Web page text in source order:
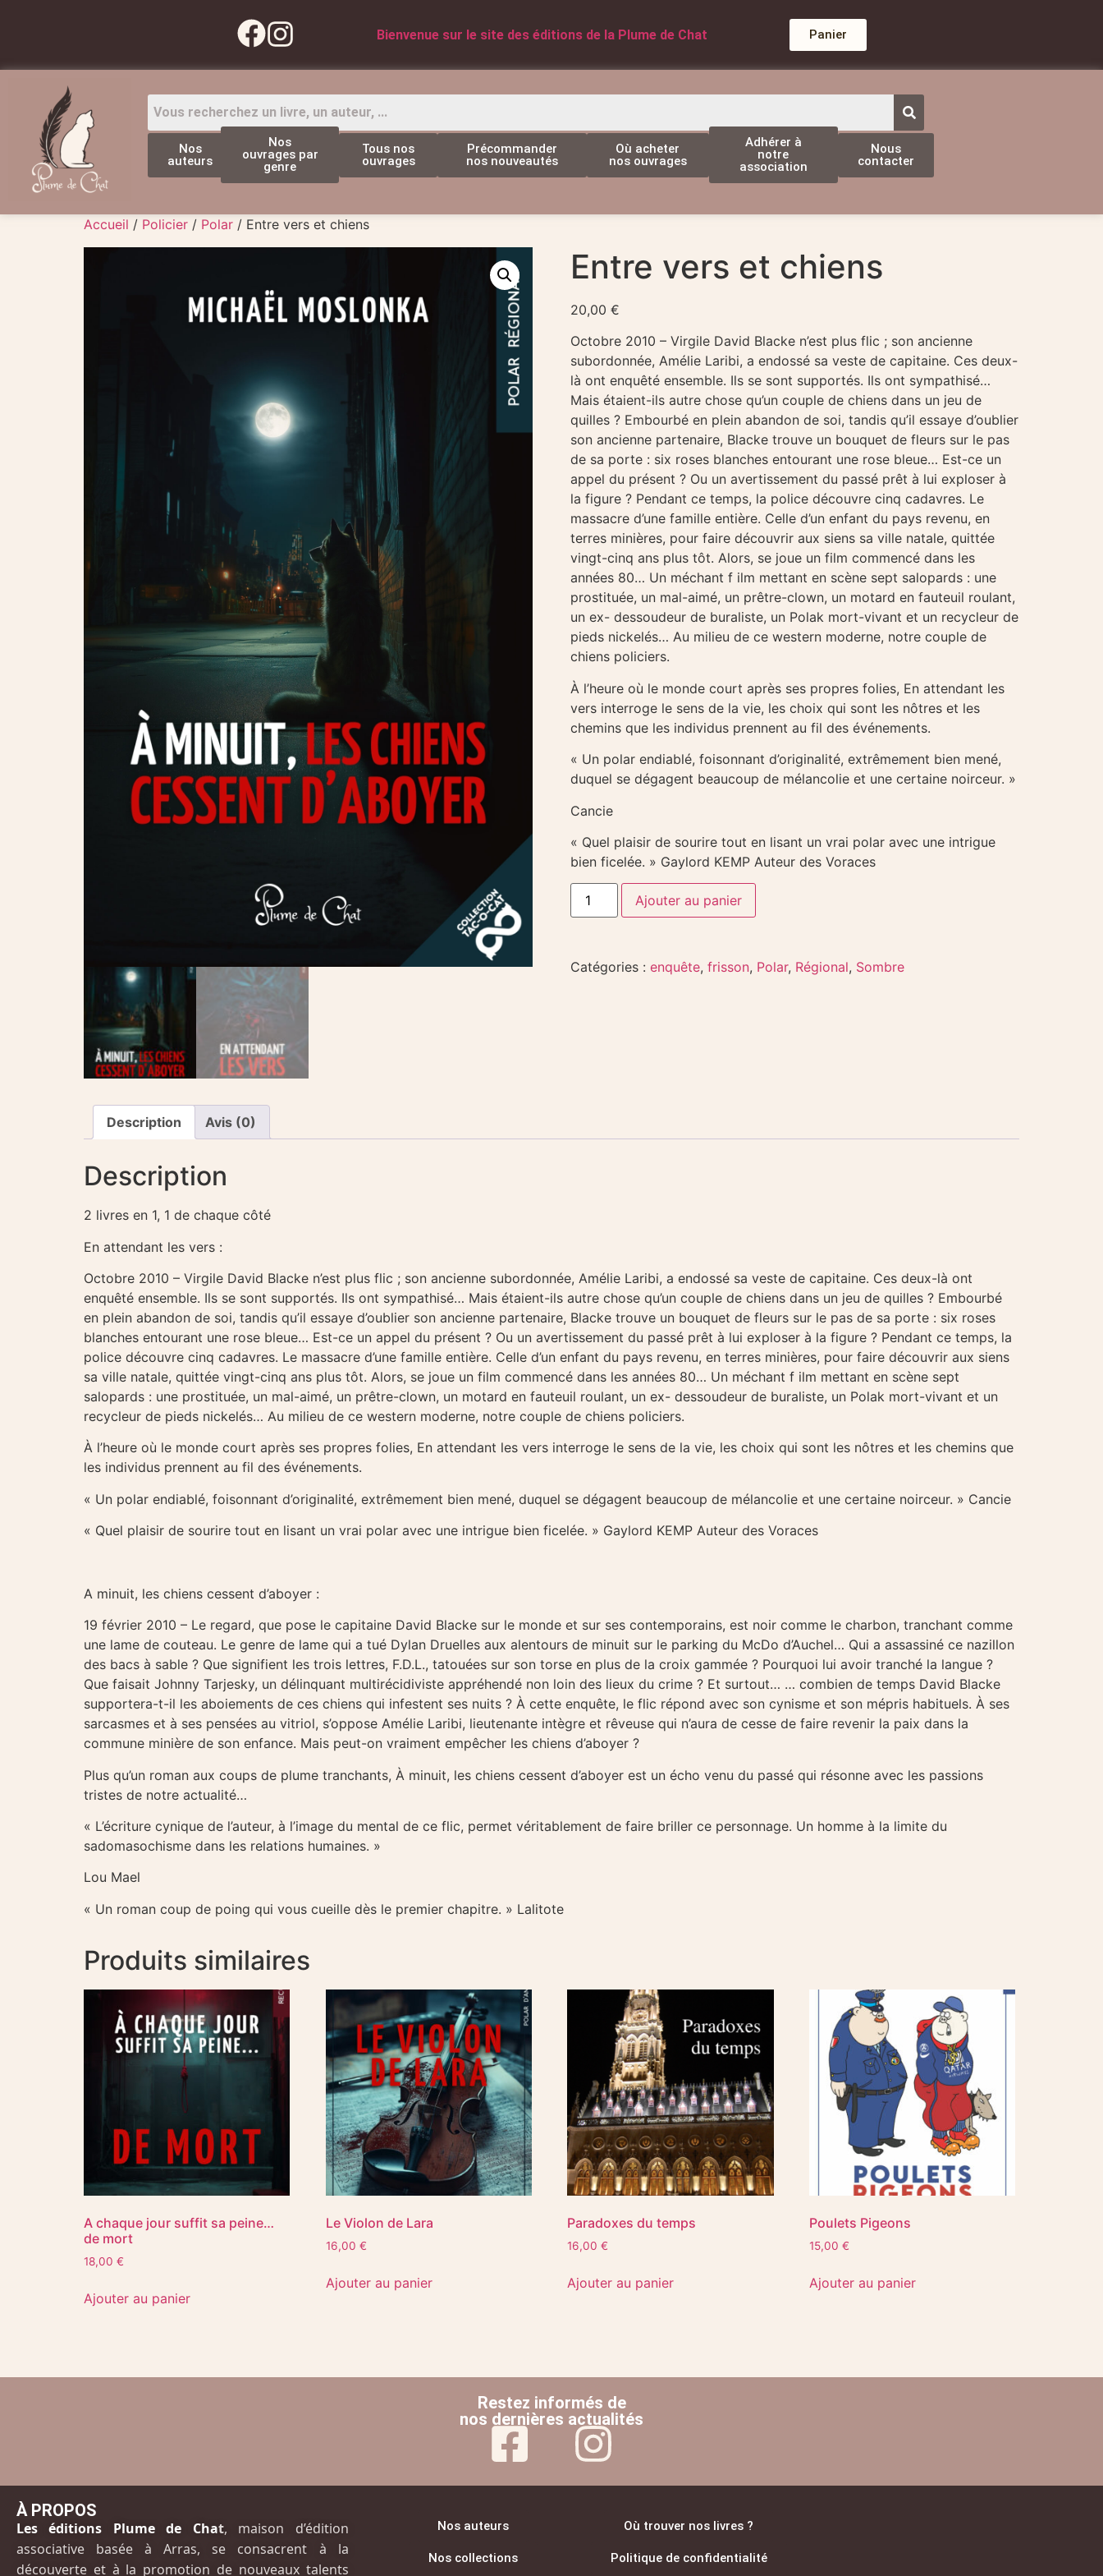
Bienvenue sur le site des éditions de la Plume de Chat Panier
Nos
auteurs
Nos
ouvrages par
genre
Tous nos
ouvrages
Précommander
nos nouveautés
Où acheter
nos ouvrages
Adhérer à
notre
association
Nous
contacter
Accueil / Policier / Polar / Entre vers et chiens
Entre vers et chiens
20,00 €
Octobre 2010 – Virgile David Blacke n’est plus flic ; son ancienne
subordonnée, Amélie Laribi, a endossé sa veste de capitaine. Ces deux-
là ont enquêté ensemble. Ils se sont supportés. Ils ont sympathisé…
Mais étaient-ils autre chose qu’un couple de chiens dans un jeu de
quilles ? Embourbé en plein abandon de soi, tandis qu’il essaye d’oublier
son ancienne partenaire, Blacke trouve un bouquet de fleurs sur le pas
de sa porte : six roses blanches entourant une rose bleue… Est-ce un
appel du présent ? Ou un avertissement du passé prêt à lui exploser à
la figure ? Pendant ce temps, la police découvre cinq cadavres. Le
massacre d’une famille entière. Celle d’un enfant du pays revenu, en
terres minières, pour faire découvrir aux siens sa ville natale, quittée
vingt-cinq ans plus tôt. Alors, se joue un film commencé dans les
années 80… Un méchant f ilm mettant en scène sept salopards : une
prostituée, un mal-aimé, un prêtre-clown, un motard en fauteuil roulant,
un ex- dessoudeur de buraliste, un Polak mort-vivant et un recycleur de
pieds nickelés… Au milieu de ce western moderne, notre couple de
chiens policiers.
À l’heure où le monde court après ses propres folies, En attendant les
vers interroge le sens de la vie, les choix qui sont les nôtres et les
chemins que les individus prennent au fil des événements.
« Un polar endiablé, foisonnant d’originalité, extrêmement bien mené,
duquel se dégagent beaucoup de mélancolie et une certaine noirceur. »
Cancie
« Quel plaisir de sourire tout en lisant un vrai polar avec une intrigue
bien ficelée. » Gaylord KEMP Auteur des Voraces
Ajouter au panier
Catégories : enquête, frisson, Polar, Régional, Sombre
Description Avis (0)
Description
2 livres en 1, 1 de chaque côté
En attendant les vers :
Octobre 2010 – Virgile David Blacke n’est plus flic ; son ancienne subordonnée, Amélie Laribi, a endossé sa veste de capitaine. Ces deux-là ont
enquêté ensemble. Ils se sont supportés. Ils ont sympathisé… Mais étaient-ils autre chose qu’un couple de chiens dans un jeu de quilles ? Embourbé
en plein abandon de soi, tandis qu’il essaye d’oublier son ancienne partenaire, Blacke trouve un bouquet de fleurs sur le pas de sa porte : six roses
blanches entourant une rose bleue… Est-ce un appel du présent ? Ou un avertissement du passé prêt à lui exploser à la figure ? Pendant ce temps, la
police découvre cinq cadavres. Le massacre d’une famille entière. Celle d’un enfant du pays revenu, en terres minières, pour faire découvrir aux siens
sa ville natale, quittée vingt-cinq ans plus tôt. Alors, se joue un film commencé dans les années 80… Un méchant f ilm mettant en scène sept
salopards : une prostituée, un mal-aimé, un prêtre-clown, un motard en fauteuil roulant, un ex- dessoudeur de buraliste, un Polak mort-vivant et un
recycleur de pieds nickelés… Au milieu de ce western moderne, notre couple de chiens policiers.
À l’heure où le monde court après ses propres folies, En attendant les vers interroge le sens de la vie, les choix qui sont les nôtres et les chemins que
les individus prennent au fil des événements.
« Un polar endiablé, foisonnant d’originalité, extrêmement bien mené, duquel se dégagent beaucoup de mélancolie et une certaine noirceur. » Cancie
« Quel plaisir de sourire tout en lisant un vrai polar avec une intrigue bien ficelée. » Gaylord KEMP Auteur des Voraces
A minuit, les chiens cessent d’aboyer :
19 février 2010 – Le regard, que pose le capitaine David Blacke sur le monde et sur ses contemporains, est noir comme le charbon, tranchant comme
une lame de couteau. Le genre de lame qui a tué Dylan Druelles aux alentours de minuit sur le parking du McDo d’Auchel… Qui a assassiné ce nazillon
des bacs à sable ? Que signifient les trois lettres, F.D.L., tatouées sur son torse en plus de la croix gammée ? Pourquoi lui avoir tranché la langue ?
Que faisait Johnny Tarjesky, un délinquant multirécidiviste appréhendé non loin des lieux du crime ? Et surtout… … combien de temps David Blacke
supportera-t-il les aboiements de ces chiens qui infestent ses nuits ? À cette enquête, le flic répond avec son cynisme et son mépris habituels. À ses
sarcasmes et à ses pensées au vitriol, s’oppose Amélie Laribi, lieutenante intègre et rêveuse qui n’aura de cesse de faire revenir la paix dans la
commune minière de son enfance. Mais peut-on vraiment empêcher les chiens d’aboyer ?
Plus qu’un roman aux coups de plume tranchants, À minuit, les chiens cessent d’aboyer est un écho venu du passé qui résonne avec les passions
tristes de notre actualité…
« L’écriture cynique de l’auteur, à l’image du mental de ce flic, permet véritablement de faire briller ce personnage. Un homme à la limite du
sadomasochisme dans les relations humaines. »
Lou Mael
« Un roman coup de poing qui vous cueille dès le premier chapitre. » Lalitote
Produits similaires
A chaque jour suffit sa peine…
de mort
18,00 €
Ajouter au panier
Le Violon de Lara
16,00 €
Ajouter au panier
Paradoxes du temps
16,00€
Ajouter au panier
Poulets Pigeons
15,00€
Ajouter au panier
Restez informés de
nos dernières actualités
À PROPOS
Les éditions Plume de Chat, maison d’édition
associative basée à Arras, se consacrent à la
découverte et à la promotion de nouveaux talents
Nos auteurs
Nos collections
Où trouver nos livres ?
Politique de confidentialité